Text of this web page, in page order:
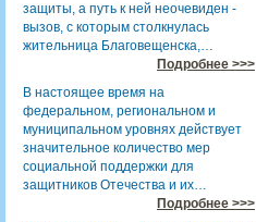
защиты, а путь к ней неочевиден -
вызов, с которым столкнулась
жительница Благовещенска,…
Подробнее >>>
В настоящее время на
федеральном, региональном и
муниципальном уровнях действует
значительное количество мер
социальной поддержки для
защитников Отечества и их…
Подробнее >>>